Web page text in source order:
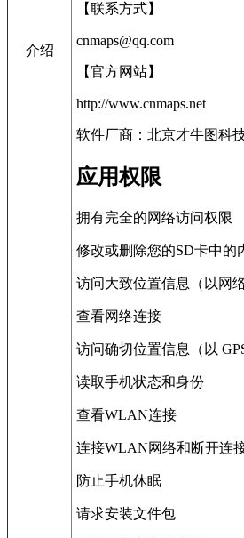
介绍
【联系方式】
cnmaps@qq.com
【官方网站】
http://www.cnmaps.net
软件厂商：北京才牛图科
应用权限
拥有完全的网络访问权限
修改或删除您的SD卡中的
访问大致位置信息（以网
查看网络连接
访问确切位置信息（以
读取手机状态和身份
查看WLAN连接
连接WLAN网络和断开连
防止手机休眠
请求安装文件包